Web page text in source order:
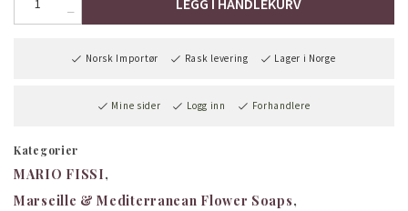
Norsk Importør Rask levering Lager i Norge
Mine sider Logg inn Forhandlere
Kategorier
MARIO FISSI
Marseille & Mediterranean Flower Soaps